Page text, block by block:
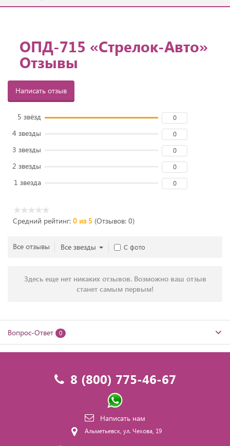
ОПД-715 «Стрелок-Авто»
Отзывы
Написать отзыв
5 звёзд 0
4 звезды 0
3 звезды 0
2 звезды 0
1 звезда 0
Средний рейтинг: 0 из 5 (Отзывов: 0)
Все отзывы Все звезды С фото
Здесь еще нет никаких отзывов. Возможно ваш отзыв
станет самым первым!
Вопрос-Ответ 0
8 (800) 775-46-67
Написать нам
Альметьевск, ул. Чехова, 19